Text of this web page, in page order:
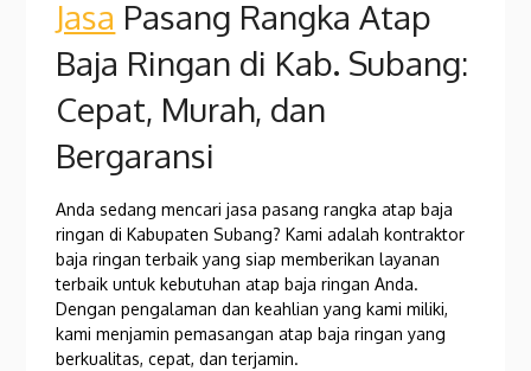
Jasa Pasang Rangka Atap
Baja Ringan di Kab. Subang:
Cepat, Murah, dan
Bergaransi
Anda sedang mencari jasa pasang rangka atap baja
ringan di Kabupaten Subang? Kami adalah kontraktor
baja ringan terbaik yang siap memberikan layanan
terbaik untuk kebutuhan atap baja ringan Anda.
Dengan pengalaman dan keahlian yang kami miliki,
kami menjamin pemasangan atap baja ringan yang
berkualitas, cepat, dan terjamin.